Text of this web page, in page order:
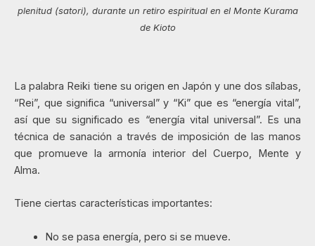
plenitud (satori), durante un retiro espiritual en el Monte Kurama
de Kioto
La palabra Reiki tiene su origen en Japón y une dos sílabas,
“Rei”, que significa “universal” y “Ki” que es “energía vital”,
así que su significado es “energía vital universal”. Es una
técnica de sanación a través de imposición de las manos
que promueve la armonía interior del Cuerpo, Mente y
Alma.
Tiene ciertas características importantes:
No se pasa energía, pero si se mueve.